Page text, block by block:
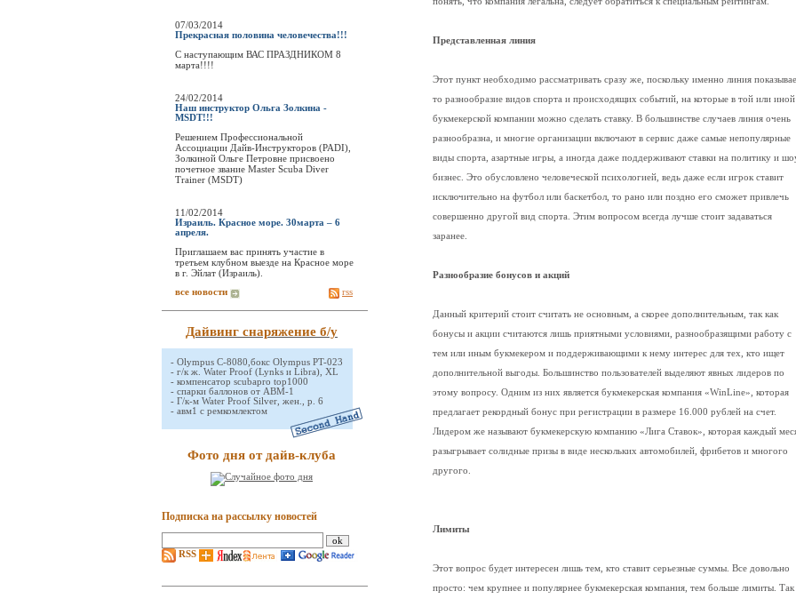
07/03/2014
Прекрасная половина человечества!!!
C наступающим ВАС ПРАЗДНИКОМ 8
марта!!!!
24/02/2014
Наш инструктор Ольга Золкина -
MSDT!!!
Решением Профессиональной
Ассоциации Дайв-Инструкторов (PADI),
Золкиной Ольге Петровне присвоено
почетное звание Master Scuba Diver
Trainer (MSDT)
11/02/2014
Израиль. Красное море. 30марта – 6
апреля.
Приглашаем вас принять участие в
третьем клубном выезде на Красное море
в г. Эйлат (Израиль).
все новости rss
Дайвинг снаряжение б/у
- Olympus C-8080,бокс Olympus PT-023
- г/к ж. Water Proof (Lynks и Libra), XL
- компенсатор scubapro top1000
- спарки баллонов от АВМ-1
- Г/к-м Water Proof Silver, жен., р. 6
- авм1 с ремкомлектом
Фото дня от дайв-клуба
Подписка на рассылку новостей
RSS
Представленная линия
Этот пункт необходимо рассматривать сразу же, поскольку именно линия
то разнообразие видов спорта и происходящих событий, на которые в той или иной
букмекерской компании можно сделать ставку. В большинстве случаев линия очень
разнообразна, и многие организации включают в сервис даже самые непопулярные
виды спорта, азартные игры, а иногда даже поддерживают ставки на политику и
бизнес. Это обусловлено человеческой психологией, ведь даже если игрок ставит
исключительно на футбол или баскетбол, то рано или поздно его сможет привлечь
совершенно другой вид спорта. Этим вопросом всегда лучше стоит задаваться
заранее.
Разнообразие бонусов и акций
Данный критерий стоит считать не основным, а скорее дополнительным, так как
бонусы и акции считаются лишь приятными условиями, разнообразящими работу с
тем или иным букмекером и поддерживающими к нему интерес для тех, кто ищет
дополнительной выгоды. Большинство пользователей выделяют явных лидеров по
этому вопросу. Одним из них является букмекерская компания «WinLine», которая
предлагает рекордный бонус при регистрации в размере 16.000 рублей на счет.
Лидером же называют букмекерскую компанию «Лига Ставок», которая каждый
разыгрывает солидные призы в виде нескольких автомобилей, фрибетов и многого
другого.
Лимиты
Этот вопрос будет интересен лишь тем, кто ставит серьезные суммы. Все довольно
просто: чем крупнее и популярнее букмекерская компания, тем больше лимиты. Так